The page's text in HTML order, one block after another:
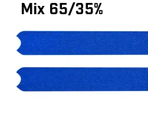
Mix 65/35%